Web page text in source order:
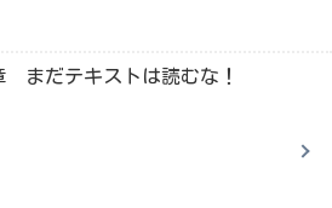
まだテキストは読むな！